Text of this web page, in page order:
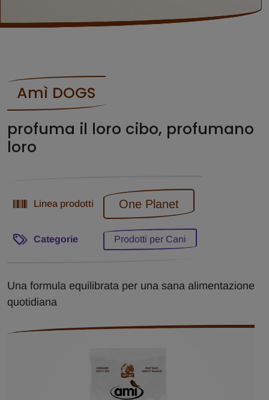
Amì DOGS
profuma il loro cibo, profumano
loro
Linea prodotti One Planet
Categorie Prodotti per Cani
Una formula equilibrata per una sana alimentazione
quotidiana